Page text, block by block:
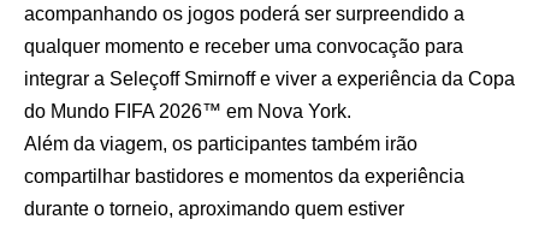
acompanhando os jogos poderá ser surpreendido a
qualquer momento e receber uma convocação para
integrar a Seleçoff Smirnoff e viver a experiência da Copa
do Mundo FIFA 2026™ em Nova York.
Além da viagem, os participantes também irão
compartilhar bastidores e momentos da experiência
durante o torneio, aproximando quem estiver